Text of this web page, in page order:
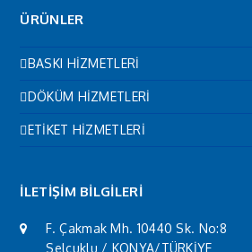
ÜRÜNLER
BASKI HİZMETLERİ
DÖKÜM HİZMETLERİ
ETİKET HİZMETLERİ
İLETİŞİM BİLGİLERİ
F. Çakmak Mh. 10440 Sk. No:8
Selçuklu / KONYA/TÜRKİYE